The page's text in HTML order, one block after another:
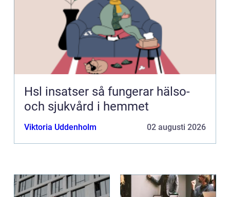
Hsl insatser så fungerar hälso-
och sjukvård i hemmet
Viktoria Uddenholm 02 augusti 2026